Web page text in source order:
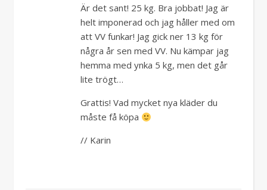
Är det sant! 25 kg. Bra jobbat! Jag är
helt imponerad och jag håller med om
att VV funkar! Jag gick ner 13 kg för
några år sen med VV. Nu kämpar jag
hemma med ynka 5 kg, men det går
lite trögt…
Grattis! Vad mycket nya kläder du
måste få köpa
// Karin